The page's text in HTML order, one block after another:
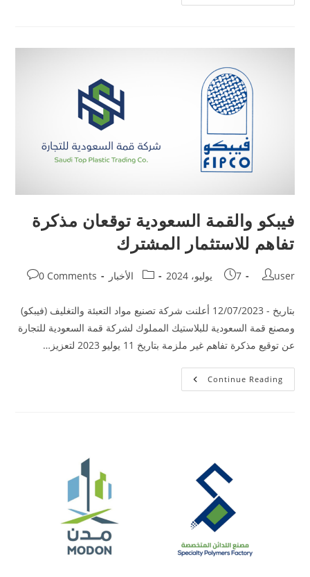
فيبكو والقمة السعودية توقعان مذكرة
تفاهم للاستثمار المشترك
user 7 يوليو، 2024 الأخبار 0 Comments
بتاريخ - 12/07/2023 أعلنت شركة تصنيع مواد التعبئة والتغليف (فيبكو)
ومصنع قمة السعودية للبلاستيك المملوك لشركة قمة السعودية للتجارة
عن توقيع مذكرة تفاهم غير ملزمة بتاريخ 11 يوليو 2023 لتعزيز…
Continue Reading